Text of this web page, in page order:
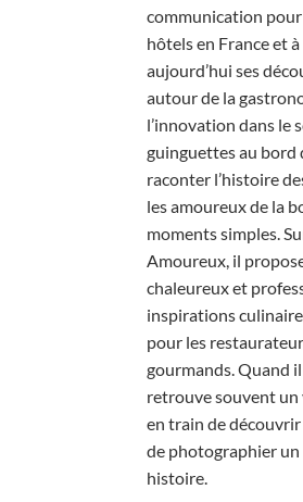
communication
hôtels en France et
aujourd’hui ses
autour de la
l’innovation dans le
guinguettes au bord
raconter l’histoire
les amoureux de la
moments simples.
Amoureux, il
chaleureux et
inspirations
pour les
gourmands. Quand
retrouve souvent un
en train de
de photographier
histoire.